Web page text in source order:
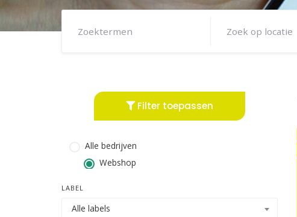
Filter toepassen
Alle bedrijven
Webshop
LABEL
Alle labels